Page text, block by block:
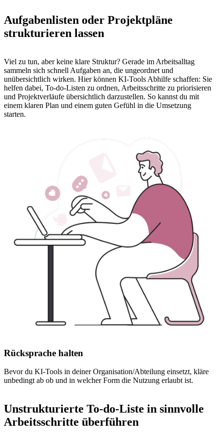
Aufgabenlisten oder Projektpläne
strukturieren lassen
Viel zu tun, aber keine klare Struktur? Gerade im Arbeitsalltag
sammeln sich schnell Aufgaben an, die ungeordnet und
unübersichtlich wirken. Hier können KI-Tools Abhilfe schaffen: Sie
helfen dabei, To-do-Listen zu ordnen, Arbeitsschritte zu priorisieren
und Projektverläufe übersichtlich darzustellen. So kannst du mit
einem klaren Plan und einem guten Gefühl in die Umsetzung
starten.
Rücksprache halten
Bevor du KI-Tools in deiner Organisation/Abteilung einsetzt, kläre
unbedingt ab ob und in welcher Form die Nutzung erlaubt ist.
Unstrukturierte To-do-Liste in sinnvolle
Arbeitsschritte überführen